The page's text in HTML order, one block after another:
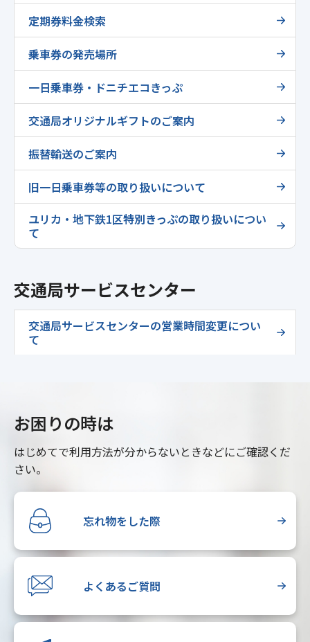
定期券料金検索
乗車券の発売場所
一日乗車券・ドニチエコきっぷ
交通局オリジナルギフトのご案内
振替輸送のご案内
旧一日乗車券等の取り扱いについて
ユリカ・地下鉄1区特別きっぷの取り扱いについ
て
交通局サービスセンター
交通局サービスセンターの営業時間変更につい
て
お困りの時は
はじめてで利用方法が分からないときなどにご確認くだ
さい。
忘れ物をした際
よくあるご質問